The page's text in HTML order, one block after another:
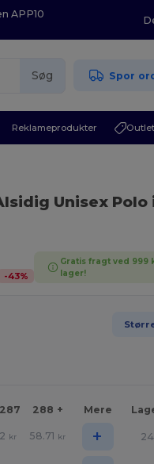
APP10
Søg Spor
Reklameprodukter Outlet
Unisex Polo
-43%
Gratis fragt ved 999
lager!
288 + Mere
kr 58.71 kr + 24